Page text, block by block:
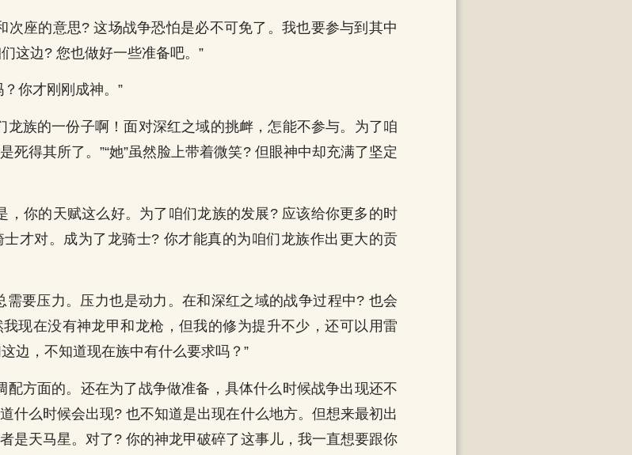
次座的意思? 这场战争恐怕是必不可免了。我也要参与到其中
这边? 您也做好一些准备吧。”
你才刚刚成神。”
龙族的一份子啊！面对深红之域的挑衅，怎能不参与。为了咱
死得其所了。”“她”虽然脸上带着微笑? 但眼神中却充满了坚定
，你的天赋这么好。为了咱们龙族的发展? 应该给你更多的时
才对。成为了龙骑士? 你才能真的为咱们龙族作出更大的贡
需要压力。压力也是动力。在和深红之域的战争过程中? 也会
现在没有神龙甲和龙枪，但我的修为提升不少，还可以用雷
边，不知道现在族中有什么要求吗？”
配方面的。还在为了战争做准备，具体什么时候战争出现还不
什么时候会出现? 也不知道是出现在什么地方。但想来最初出
是天马星。对了? 你的神龙甲破碎了这事儿，我一直想要跟你